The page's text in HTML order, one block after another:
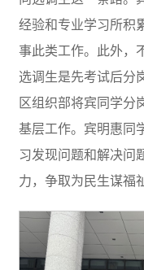
经验和专业学习所积
事此类工作。此外，
选调生是先考试后分
区组织部将宾同学分
基层工作。宾明惠同
习发现问题和解决问
力，争取为民生谋福